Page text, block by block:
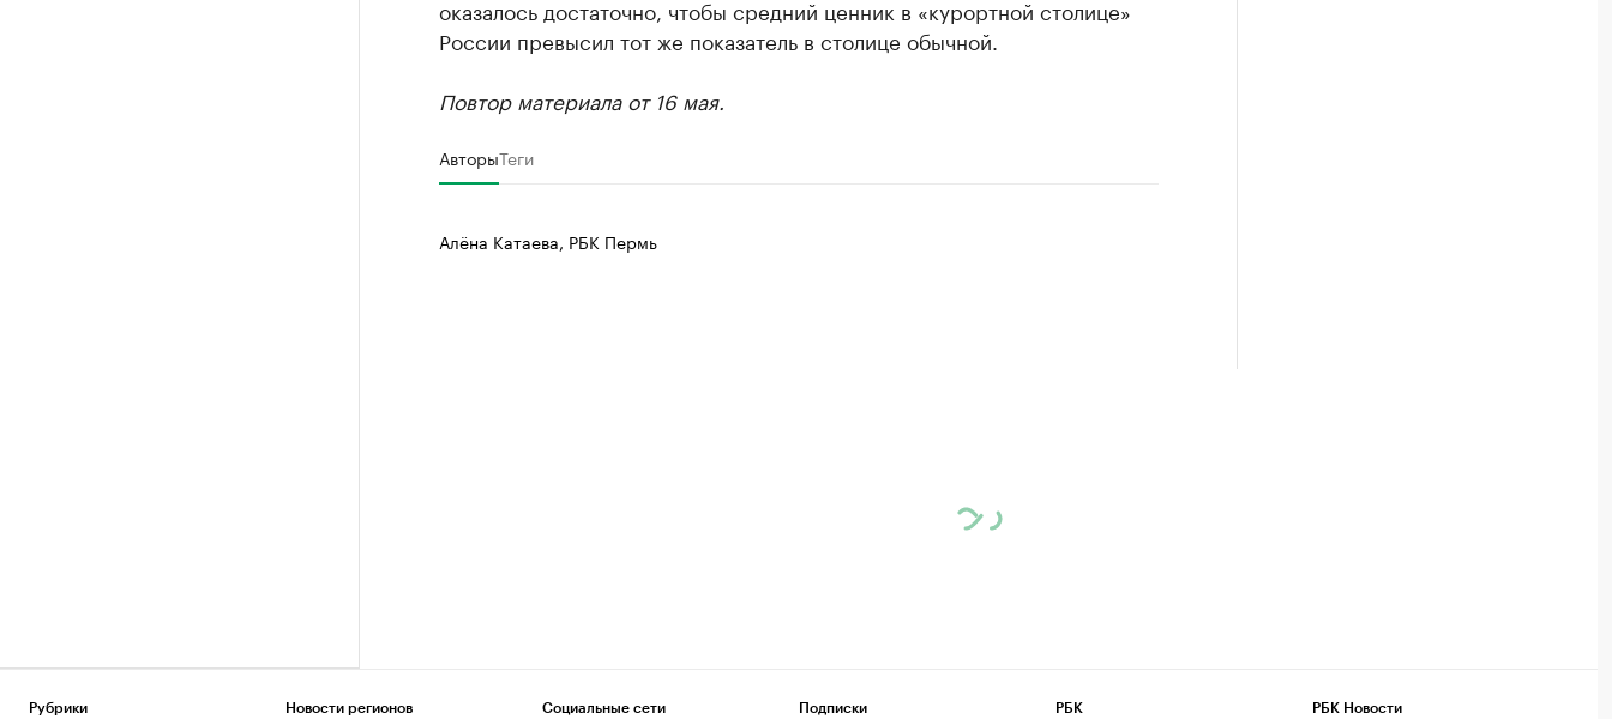
оказалось достаточно, чтобы средний ценник в «курортной столице»
России превысил тот же показатель в столице обычной.
Повтор материала от 16 мая.
АвторыТеги
Алёна Катаева, РБК Пермь
Рубрики Новости регионов Социальные сети Подписки РБК РБК Новости